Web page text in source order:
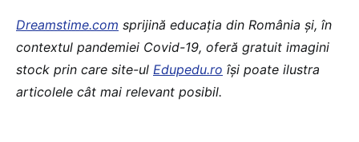
Dreamstime.com sprijină educaţia din România şi, în
contextul pandemiei Covid-19, oferă gratuit imagini
stock prin care site-ul Edupedu.ro îşi poate ilustra
articolele cât mai relevant posibil.